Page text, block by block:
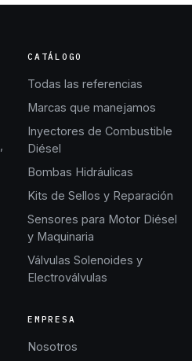
CATÁLOGO
Todas las referencias
Marcas que manejamos
Inyectores de Combustible
Diésel
Bombas Hidráulicas
Kits de Sellos y Reparación
Sensores para Motor Diésel
y Maquinaria
Válvulas Solenoides y
Electroválvulas
EMPRESA
Nosotros